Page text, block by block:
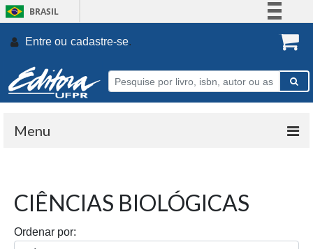
BRASIL
Participe
Entre ou cadastre-se.
Menu
CIÊNCIAS BIOLÓGICAS
Ordenar por: